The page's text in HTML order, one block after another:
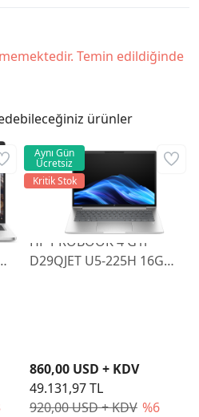
Temin edildiğinde
ürünler
HP PROBOOK 4 G1i
D29QJET U5-225H 16GB
920,00 USD + KDV %6
860,00 USD + KDV
49.131,97 TL
Aynı Gün
Ücretsiz
Kritik Stok